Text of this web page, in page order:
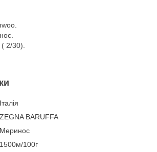
2/30).
Італія
ZEGNA BARUFFA
Меринос
1500м/100г